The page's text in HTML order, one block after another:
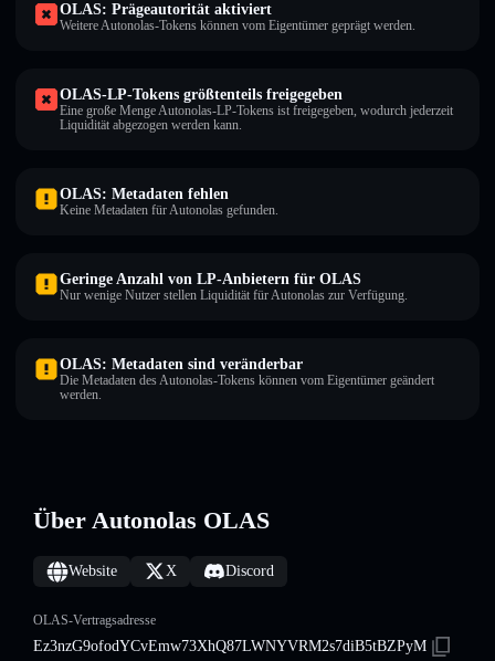
OLAS: Prägeautorität aktiviert
Weitere Autonolas-Tokens können vom Eigentümer geprägt werden.
OLAS-LP-Tokens größtenteils freigegeben
Eine große Menge Autonolas-LP-Tokens ist freigegeben, wodurch jederzeit
Liquidität abgezogen werden kann.
OLAS: Metadaten fehlen
Keine Metadaten für Autonolas gefunden.
Geringe Anzahl von LP-Anbietern für OLAS
Nur wenige Nutzer stellen Liquidität für Autonolas zur Verfügung.
OLAS: Metadaten sind veränderbar
Die Metadaten des Autonolas-Tokens können vom Eigentümer geändert
werden.
Über Autonolas OLAS
Website X Discord
OLAS-Vertragsadresse
Ez3nzG9ofodYCvEmw73XhQ87LWNYVRM2s7diB5tBZPyM